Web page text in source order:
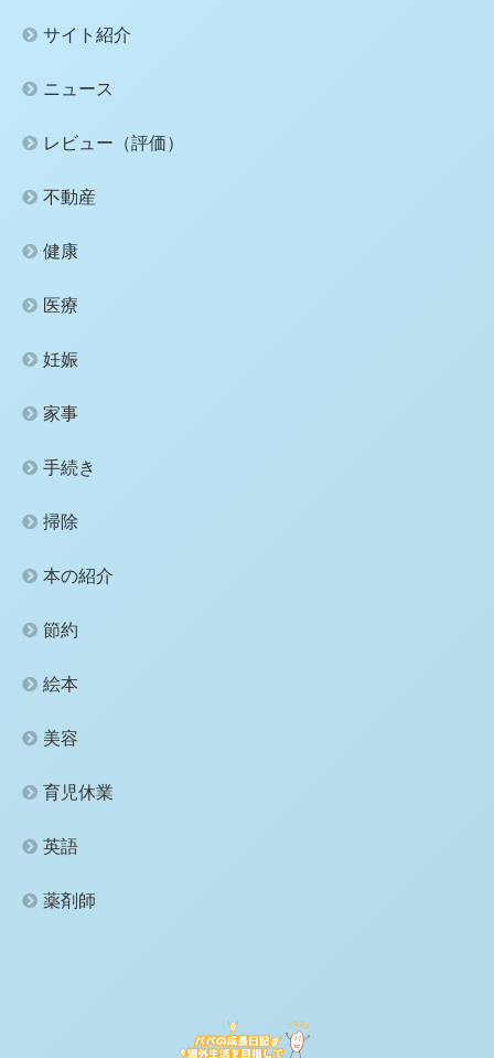
サイト紹介
ニュース
レビュー（評価）
不動産
健康
医療
妊娠
家事
手続き
掃除
本の紹介
節約
絵本
美容
育児休業
英語
薬剤師